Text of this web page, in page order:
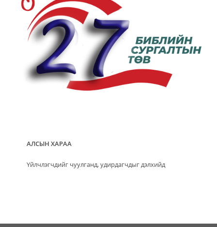
АЛСЫН ХАРАА
Үйлчлэгчдийг чуулганд, удирдагчдыг дэлхийд